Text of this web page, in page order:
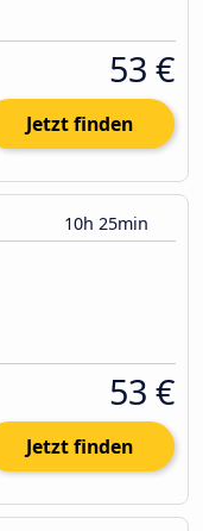
53 €
Jetzt finden
10h 25min
53 €
Jetzt finden